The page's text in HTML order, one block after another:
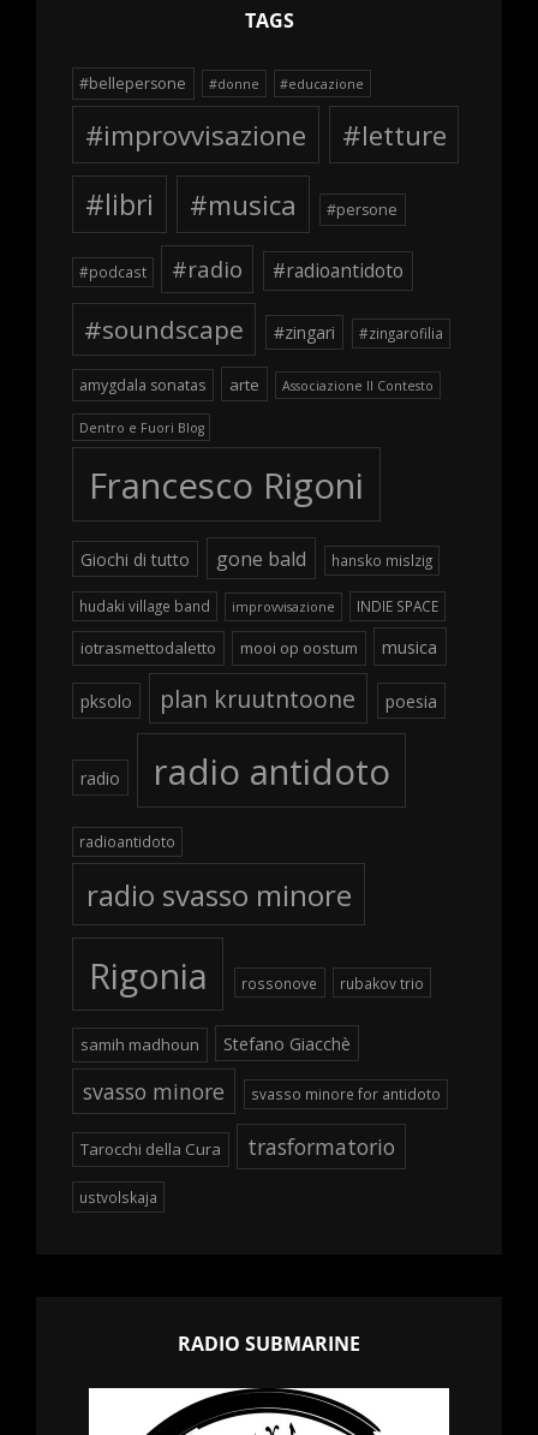
TAGS
#bellepersone #donne #educazione
#improvvisazione
#letture
#libri
#musica #persone
#podcast #radio #radioantidoto
#soundscape #zingari #zingarofilia
amygdala sonatas arte Associazione Il Contesto
Dentro e Fuori Blog
Francesco Rigoni
Giochi di tutto gone bald hansko mislzig
hudaki village band improvvisazione INDIE SPACE
iotrasmettodaletto mooi op oostum musica
pksolo plan kruutntoone poesia
radio radio antidoto
radioantidoto
radio svasso minore
Rigonia rossonove rubakov trio
samih madhoun Stefano Giacchè
svasso minore svasso minore for antidoto
Tarocchi della Cura trasformatorio
ustvolskaja
RADIO SUBMARINE